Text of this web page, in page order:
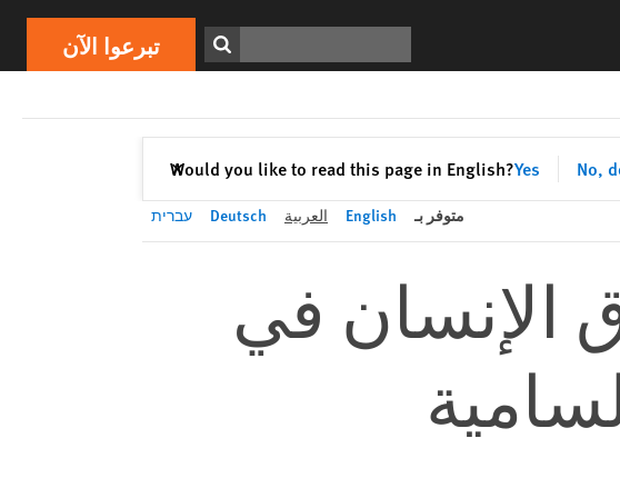
تبرعوا الآن
Would you like to read this page in English?Yes No,
✕إغلاق
Print تبرعوا الآن
متوفر بـ English العربية Deutsch עברית
الإنسان في